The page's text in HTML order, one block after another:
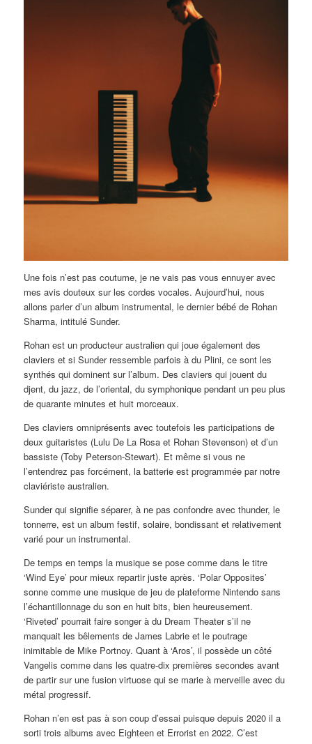
Une fois n’est pas coutume, je ne vais pas vous ennuyer avec
mes avis douteux sur les cordes vocales. Aujourd’hui, nous
allons parler d’un album instrumental, le dernier bébé de Rohan
Sharma, intitulé Sunder.
Rohan est un producteur australien qui joue également des
claviers et si Sunder ressemble parfois à du Plini, ce sont les
synthés qui dominent sur l’album. Des claviers qui jouent du
djent, du jazz, de l’oriental, du symphonique pendant un peu plus
de quarante minutes et huit morceaux.
Des claviers omniprésents avec toutefois les participations de
deux guitaristes (Lulu De La Rosa et Rohan Stevenson) et d’un
bassiste (Toby Peterson-Stewart). Et même si vous ne
l’entendrez pas forcément, la batterie est programmée par notre
claviériste australien.
Sunder qui signifie séparer, à ne pas confondre avec thunder, le
tonnerre, est un album festif, solaire, bondissant et relativement
varié pour un instrumental.
De temps en temps la musique se pose comme dans le titre
‘Wind Eye’ pour mieux repartir juste après. ‘Polar Opposites’
sonne comme une musique de jeu de plateforme Nintendo sans
l’échantillonnage du son en huit bits, bien heureusement.
‘Riveted’ pourrait faire songer à du Dream Theater s’il ne
manquait les bêlements de James Labrie et le poutrage
inimitable de Mike Portnoy. Quant à ‘Aros’, il possède un côté
Vangelis comme dans les quatre-dix premières secondes avant
de partir sur une fusion virtuose qui se marie à merveille avec du
métal progressif.
Rohan n’en est pas à son coup d’essai puisque depuis 2020 il a
sorti trois albums avec Eighteen et Errorist en 2022. C’est